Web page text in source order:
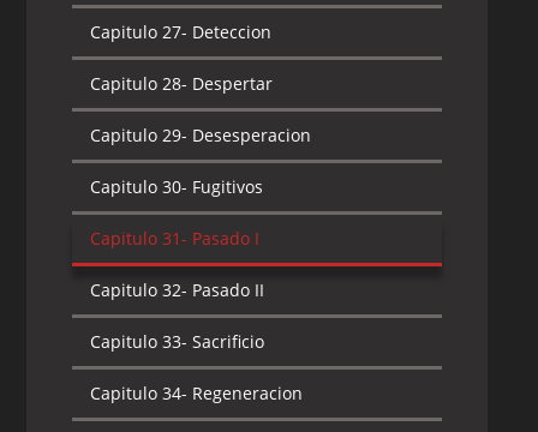
Capitulo 27- Deteccion
Capitulo 28- Despertar
Capitulo 29- Desesperacion
Capitulo 30- Fugitivos
Capitulo 31- Pasado I
Capitulo 32- Pasado II
Capitulo 33- Sacrificio
Capitulo 34- Regeneracion